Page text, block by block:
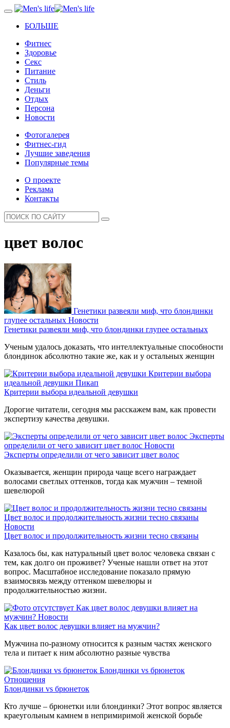
БОЛЬШЕ
Фитнес
Здоровье
Секс
Питание
Стиль
Деньги
Отдых
Персона
Новости
Фотогалерея
Фитнес-гид
Лучшие заведения
Популярные темы
О проекте
Реклама
Контакты
цвет волос
Генетики развеяли миф, что блондинки
глупее остальных Новости
Генетики развеяли миф, что блондинки глупее остальных
Ученым удалось доказать, что интеллектуальные способности
блондинок абсолютно такие же, как и у остальных женщин
Критерии выбора
идеальной девушки Пикап
Критерии выбора идеальной девушки
Дорогие читатели, сегодня мы расскажем вам, как провести
экспертизу качества девушки.
Эксперты
определили от чего зависит цвет волос Новости
Эксперты определили от чего зависит цвет волос
Оказывается, женщин природа чаще всего награждает
волосами светлых оттенков, тогда как мужчин – темной
шевелюрой
Цвет волос и продолжительность жизни тесно связаны
Новости
Цвет волос и продолжительность жизни тесно связаны
Казалось бы, как натуральный цвет волос человека связан с
тем, как долго он проживет? Ученые нашли ответ на этот
вопрос. Масштабное исследование показало прямую
взаимосвязь между оттенком шевелюры и
продолжительностью жизни.
Как цвет волос девушки влияет на
мужчин? Новости
Как цвет волос девушки влияет на мужчин?
Мужчина по-разному относится к разным частях женского
тела и питает к ним абсолютно разные чувства
Блондинки vs брюнеток
Отношения
Блондинки vs брюнеток
Кто лучше – брюнетки или блондинки? Этот вопрос является
краеугольным камнем в непримиримой женской борьбе